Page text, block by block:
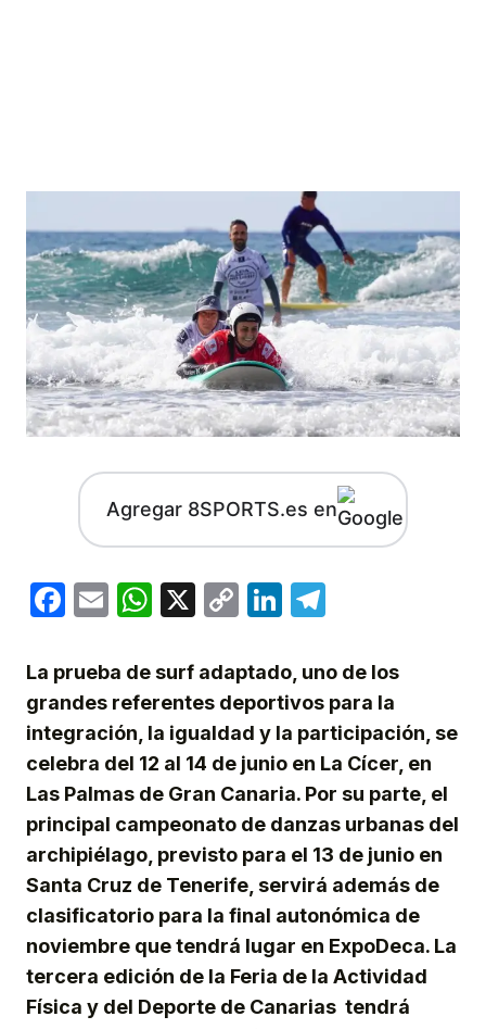
Agregar 8SPORTS.es en
Facebook
EmailWhatsApp
X
CopyLinkedIn
La prueba de surf adaptado, uno de los
grandes referentes deportivos para la
integración, la igualdad y la participación, se
celebra del 12 al 14 de junio en La Cícer, en
Las Palmas de Gran Canaria. Por su parte, el
principal campeonato de danzas urbanas del
archipiélago, previsto para el 13 de junio en
Santa Cruz de Tenerife, servirá además de
clasificatorio para la final autonómica de
noviembre que tendrá lugar en ExpoDeca. La
tercera edición de la Feria de la Actividad
Física y del Deporte de Canarias tendrá